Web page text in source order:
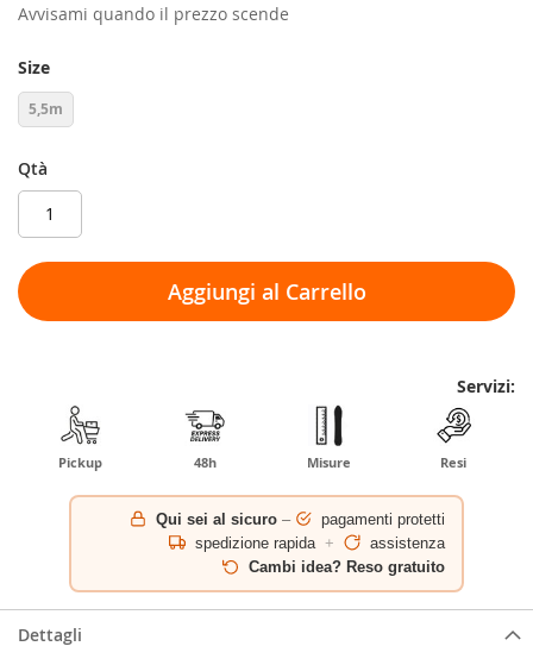
Avvisami quando il prezzo scende
Size
5,5m
Qtà
Aggiungi al Carrello
Servizi:
Pickup 48h Misure Resi
Qui sei al sicuro –
pagamenti protetti
spedizione rapida +
assistenza
Cambi idea? Reso gratuito
Dettagli